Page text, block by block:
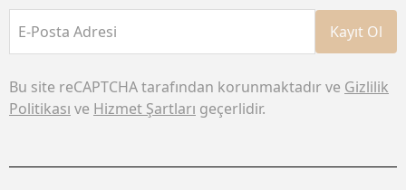
E-Posta Adresi Kayıt Ol
Bu site reCAPTCHA tarafından korunmaktadır ve Gizlilik
Politikası ve Hizmet Şartları geçerlidir.